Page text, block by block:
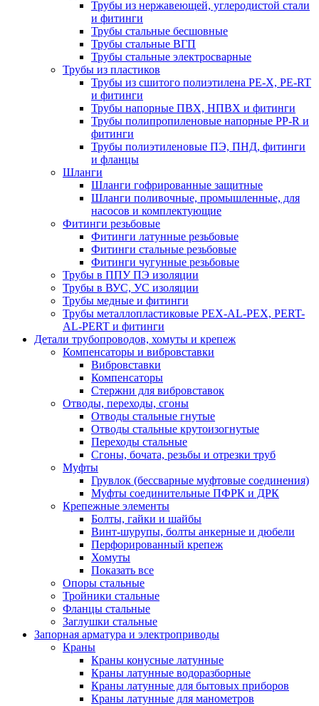
Трубы из нержавеющей, углеродистой стали
и фитинги
Трубы стальные бесшовные
Трубы стальные ВГП
Трубы стальные электросварные
Трубы из пластиков
Трубы из сшитого полиэтилена PE-X, PE-RT
и фитинги
Трубы напорные ПВХ, НПВХ и фитинги
Трубы полипропиленовые напорные PP-R и
фитинги
Трубы полиэтиленовые ПЭ, ПНД, фитинги
и фланцы
Шланги
Шланги гофрированные защитные
Шланги поливочные, промышленные, для
насосов и комплектующие
Фитинги резьбовые
Фитинги латунные резьбовые
Фитинги стальные резьбовые
Фитинги чугунные резьбовые
Трубы в ППУ ПЭ изоляции
Трубы в ВУС, УС изоляции
Трубы медные и фитинги
Трубы металлопластиковые PEX-AL-PEX, PERT-
AL-PERT и фитинги
Детали трубопроводов, хомуты и крепеж
Компенсаторы и вибровставки
Вибровставки
Компенсаторы
Стержни для вибровставок
Отводы, переходы, сгоны
Отводы стальные гнутые
Отводы стальные крутоизогнутые
Переходы стальные
Сгоны, бочата, резьбы и отрезки труб
Муфты
Грувлок (бессварные муфтовые соединения)
Муфты соединительные ПФРК и ДРК
Крепежные элементы
Болты, гайки и шайбы
Винт-шурупы, болты анкерные и дюбели
Перфорированный крепеж
Хомуты
Показать все
Опоры стальные
Тройники стальные
Фланцы стальные
Заглушки стальные
Запорная арматура и электроприводы
Краны
Краны конусные латунные
Краны латунные водоразборные
Краны латунные для бытовых приборов
Краны латунные для манометров